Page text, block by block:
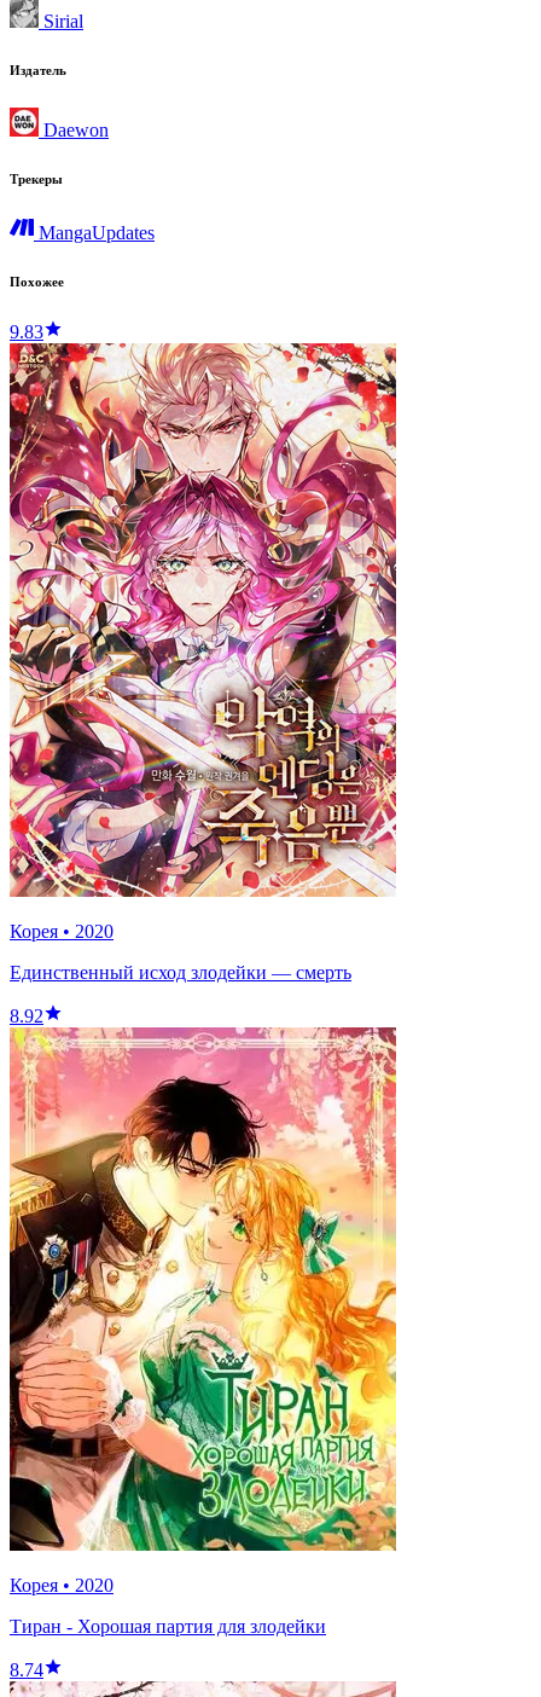
Sirial
Издатель
Daewon
Трекеры
MangaUpdates
Похожее
9.83
Корея • 2020
Единственный исход злодейки — смерть
8.92
Корея • 2020
Тиран - Хорошая партия для злодейки
8.74